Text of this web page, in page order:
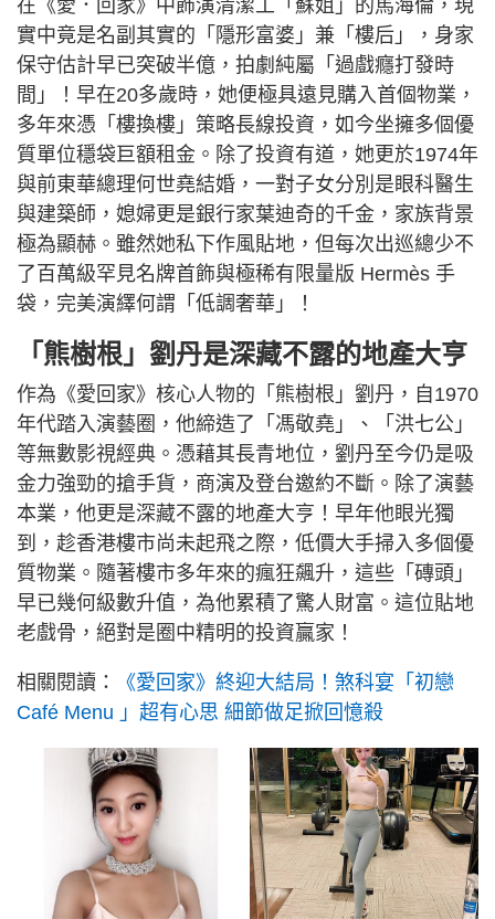
在《愛．回家》中飾演清潔工「蘇姐」的馬海倫，現
實中竟是名副其實的「隱形富婆」兼「樓后」，身家
保守估計早已突破半億，拍劇純屬「過戲癮打發時
間」！早在20多歲時，她便極具遠見購入首個物業，
多年來憑「樓換樓」策略長線投資，如今坐擁多個優
質單位穩袋巨額租金。除了投資有道，她更於1974年
與前東華總理何世堯結婚，一對子女分別是眼科醫生
與建築師，媳婦更是銀行家葉迪奇的千金，家族背景
極為顯赫。雖然她私下作風貼地，但每次出巡總少不
了百萬級罕見名牌首飾與極稀有限量版 Hermès 手
袋，完美演繹何謂「低調奢華」！
「熊樹根」劉丹是深藏不露的地產大亨
作為《愛回家》核心人物的「熊樹根」劉丹，自1970
年代踏入演藝圈，他締造了「馮敬堯」、「洪七公」
等無數影視經典。憑藉其長青地位，劉丹至今仍是吸
金力強勁的搶手貨，商演及登台邀約不斷。除了演藝
本業，他更是深藏不露的地產大亨！早年他眼光獨
到，趁香港樓市尚未起飛之際，低價大手掃入多個優
質物業。隨著樓市多年來的瘋狂飆升，這些「磚頭」
早已幾何級數升值，為他累積了驚人財富。這位貼地
老戲骨，絕對是圈中精明的投資贏家！
相關閱讀：
《愛回家》終迎大結局！煞科宴「初戀
Café Menu 」超有心思 細節做足掀回憶殺